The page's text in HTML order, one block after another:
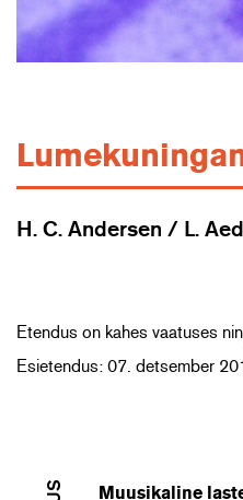
H. C. Andersen / L.
Etendus on kahes vaatuses
Esietendus: 07. detsember
Muusikaline